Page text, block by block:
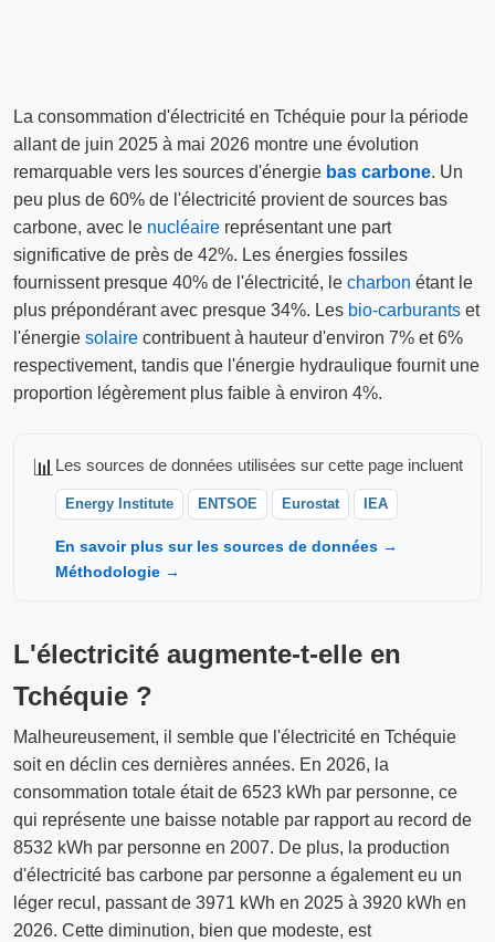
La consommation d'électricité en Tchéquie pour la période
allant de juin 2025 à mai 2026 montre une évolution
remarquable vers les sources d'énergie bas carbone. Un
peu plus de 60% de l'électricité provient de sources bas
carbone, avec le nucléaire représentant une part
significative de près de 42%. Les énergies fossiles
fournissent presque 40% de l'électricité, le charbon étant le
plus prépondérant avec presque 34%. Les bio-carburants et
l'énergie solaire contribuent à hauteur d'environ 7% et 6%
respectivement, tandis que l'énergie hydraulique fournit une
proportion légèrement plus faible à environ 4%.
📊 Les sources de données utilisées sur cette page incluent
Energy Institute ENTSOE Eurostat IEA
En savoir plus sur les sources de données →
Méthodologie →
L'électricité augmente-t-elle en
Tchéquie ?
Malheureusement, il semble que l'électricité en Tchéquie
soit en déclin ces dernières années. En 2026, la
consommation totale était de 6523 kWh par personne, ce
qui représente une baisse notable par rapport au record de
8532 kWh par personne en 2007. De plus, la production
d'électricité bas carbone par personne a également eu un
léger recul, passant de 3971 kWh en 2025 à 3920 kWh en
2026. Cette diminution, bien que modeste, est